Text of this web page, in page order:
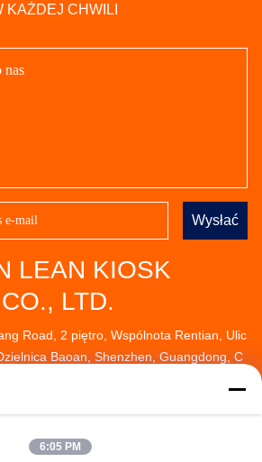
KAŻDEJ CHWILI
Wysłać
LEAN KIOSK
LTD.
Road, 2 piętro, Wspólnota Rentian, Ulic
Baoan, Shenzhen, Guangdong, C
6:05 PM